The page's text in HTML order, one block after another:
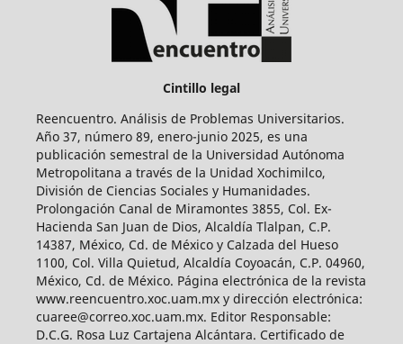
Cintillo legal
Reencuentro. Análisis de Problemas Universitarios.
Año 37, número 89, enero-junio 2025, es una
publicación semestral de la Universidad Autónoma
Metropolitana a través de la Unidad Xochimilco,
División de Ciencias Sociales y Humanidades.
Prolongación Canal de Miramontes 3855, Col. Ex-
Hacienda San Juan de Dios, Alcaldía Tlalpan, C.P.
14387, México, Cd. de México y Calzada del Hueso
1100, Col. Villa Quietud, Alcaldía Coyoacán, C.P. 04960,
México, Cd. de México. Página electrónica de la revista
www.reencuentro.xoc.uam.mx y dirección electrónica:
cuaree@correo.xoc.uam.mx. Editor Responsable:
D.C.G. Rosa Luz Cartajena Alcántara. Certificado de